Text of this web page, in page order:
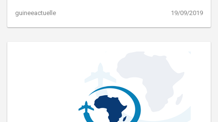
guineeactuelle 19/09/2019